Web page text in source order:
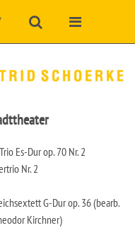
Es-Dur op. 70 Nr. 2
Nr. 2
G-Dur op. 36 (bearb.
Kirchner)